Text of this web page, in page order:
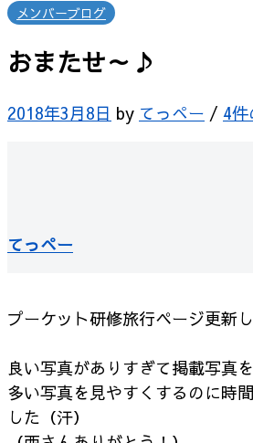
メンバーブログ
おまたせ～♪
2018年3月8日 by てっぺー / 4件
てっぺー
プーケット研修旅行ページ更新
良い写真がありすぎて掲載写真
多い写真を見やすくするのに時
した（汗）